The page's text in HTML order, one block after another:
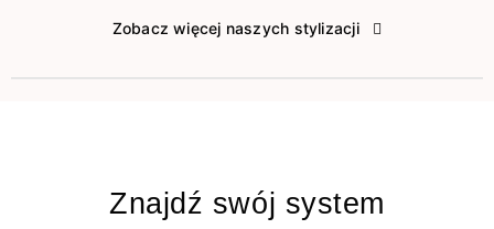
Zobacz więcej naszych stylizacji
Znajdź swój system